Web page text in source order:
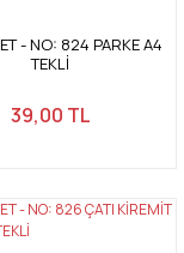
- NO: 824 PARKE A4
TEKLİ
39,00 TL